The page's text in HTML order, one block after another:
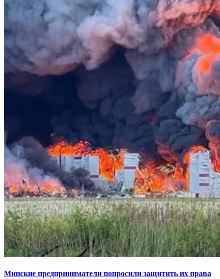
Минские предприниматели попросили защитить их права